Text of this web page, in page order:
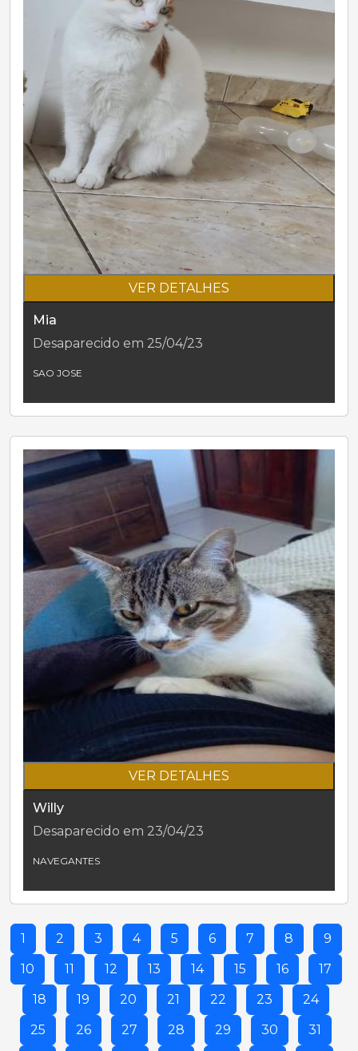
VER DETALHES
Mia
Desaparecido em 25/04/23
SAO JOSE
VER DETALHES
Willy
Desaparecido em 23/04/23
NAVEGANTES
1 2 3 4 5 6 7 8
9
10
11 12 13 14 15 16
17
18
19 20 21 22 23
24
25
26 27 28 29 30
31